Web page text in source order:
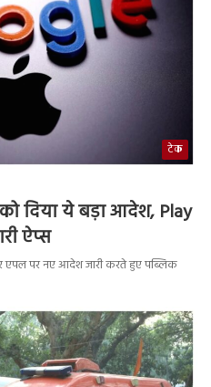
टेक
दिया ये बड़ा आदेश, Play
ऐप्स
पर नए आदेश जारी करते हुए पब्लिक